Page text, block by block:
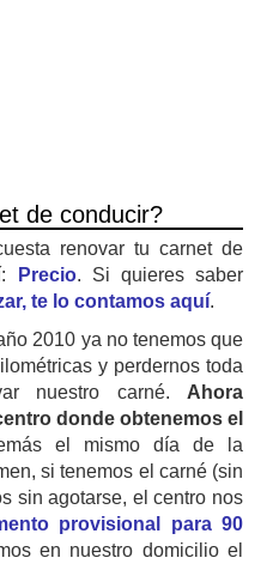
de conducir?
renovar tu carnet de
Precio. Si quieres saber
te lo contamos aquí.
2010 ya no tenemos que
y perdernos toda
nuestro carné. Ahora
donde obtenemos el
el mismo día de la
si tenemos el carné (sin
sin agotarse, el centro nos
provisional para 90
en nuestro domicilio el